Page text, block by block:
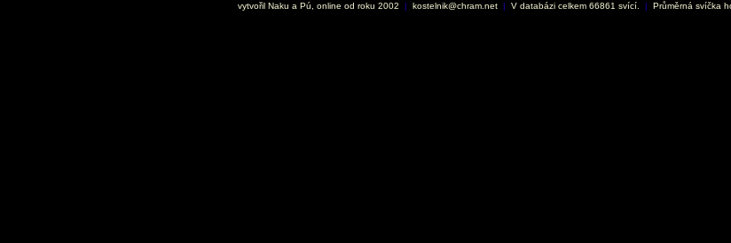
vytvořil Naku a Pú, online od roku 2002 | kostelnik@chram.net | V databázi celkem 66861 svící. | Průměrná svíčka